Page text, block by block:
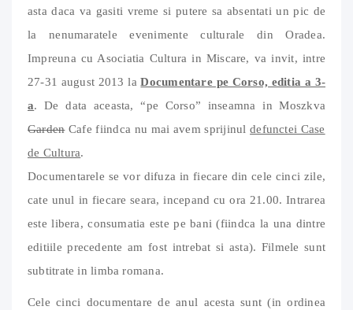
asta daca va gasiti vreme si putere sa absentati un pic de
la nenumaratele evenimente culturale din Oradea.
Impreuna cu Asociatia Cultura in Miscare, va invit, intre
27-31 august 2013 laDocumentare pe Corso, editia a 3-
a. De data aceasta, “pe Corso” inseamna in Moszkva
GardenCafe fiindca nu mai avem sprijinuldefunctei Case
de Cultura.
Documentarele se vor difuza in fiecare din cele cinci zile,
cate unul in fiecare seara, incepand cu ora 21.00. Intrarea
este libera, consumatia este pe bani (fiindca la una dintre
editiile precedente am fost intrebat si asta). Filmele sunt
subtitrate in limba romana.
Cele cinci documentare de anul acesta sunt (in ordinea